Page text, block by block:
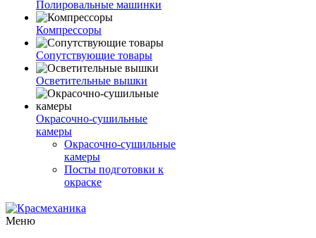
Полировальные машинки
Компрессоры
Сопутствующие товары
Осветительные вышки
Окрасочно-сушильные
камеры
Окрасочно-сушильные
камеры
Посты подготовки к
окраске
Меню